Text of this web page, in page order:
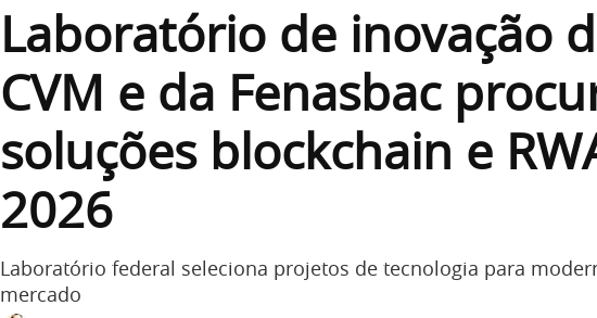
Laboratório de inovação
CVM e da Fenasbac
soluções blockchain e
2026
Laboratório federal seleciona projetos de tecnologia para
mercado